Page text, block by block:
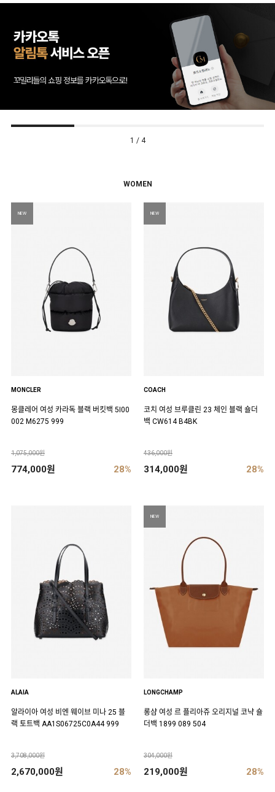
2 / 4
WOMEN
NEW
MONCLER
몽클레어 여성 카라독 블랙 버킷백 5I00
002 M6275 999
1,075,000원
774,000원 28%
NEW
COACH
코치 여성 브루클린 23 체인 블랙 숄더
백 CW614 B4BK
436,000원
314,000원 28%
ALAIA
알라이아 여성 비엔 웨이브 미나 25 블
랙 토트백 AA1S06725C0A44 999
3,708,000원
2,670,000원 28%
NEW
LONGCHAMP
롱샴 여성 르 플리아쥬 오리지널 코냑 숄
더백 1899 089 504
304,000원
219,000원 28%